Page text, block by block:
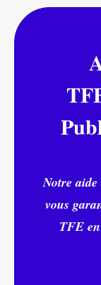
Notre
vous
TFE